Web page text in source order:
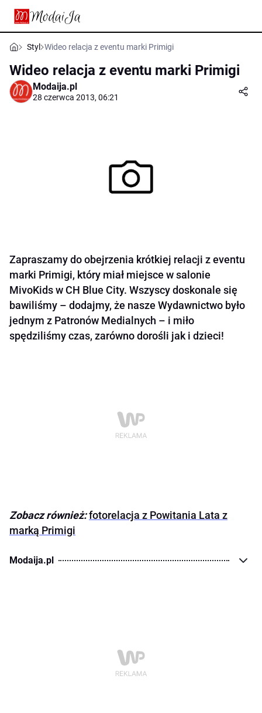
Styl Wideo relacja z eventu marki Primigi
Wideo relacja z eventu marki Primigi
Modaija.pl
28 czerwca 2013, 06:21
Zapraszamy do obejrzenia krótkiej relacji z eventu
marki Primigi, który miał miejsce w salonie
MivoKids w CH Blue City. Wszyscy doskonale się
bawiliśmy – dodajmy, że nasze Wydawnictwo było
jednym z Patronów Medialnych – i miło
spędziliśmy czas, zarówno dorośli jak i dzieci!
Zobacz również:fotorelacja z Powitania Lata z
marką Primigi
Modaija.pl